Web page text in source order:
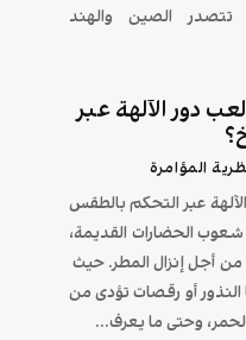
نسمة. تتصدر الصين والهند
دور الآلهة عبر
المؤامرة
عبر التحكم بالطقس
شعوب الحضارات القديمة،
أجل إنزال المطر. حيث
أو رقصات تؤدى من
وحتى ما يعرف...